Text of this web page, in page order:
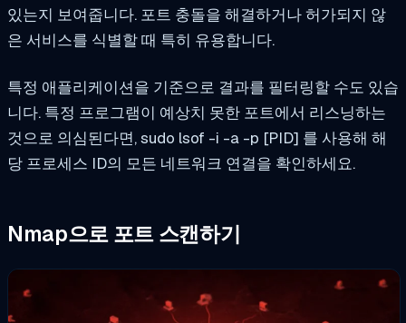
있는지 보여줍니다. 포트 충돌을 해결하거나 허가되지 않
은 서비스를 식별할 때 특히 유용합니다.
특정 애플리케이션을 기준으로 결과를 필터링할 수도 있습
니다. 특정 프로그램이 예상치 못한 포트에서 리스닝하는
것으로 의심된다면,sudo lsof -i -a -p [PID] 를 사용해 해
당 프로세스 ID의 모든 네트워크 연결을 확인하세요.
Nmap으로 포트 스캔하기